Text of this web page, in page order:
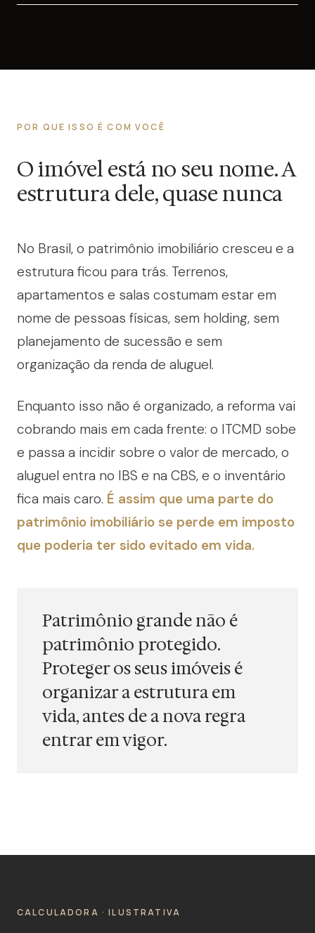
POR QUE ISSO É COM VOCÊ
O imóvel está no seu nome. A
estrutura dele, quase nunca
No Brasil, o patrimônio imobiliário cresceu e a
estrutura ficou para trás. Terrenos,
apartamentos e salas costumam estar em
nome de pessoas físicas, sem holding, sem
planejamento de sucessão e sem
organização da renda de aluguel.
Enquanto isso não é organizado, a reforma vai
cobrando mais em cada frente: o ITCMD sobe
e passa a incidir sobre o valor de mercado, o
aluguel entra no IBS e na CBS, e o inventário
fica mais caro. É assim que uma parte do
patrimônio imobiliário se perde em imposto
que poderia ter sido evitado em vida.
Patrimônio grande não é
patrimônio protegido.
Proteger os seus imóveis é
organizar a estrutura em
vida, antes de a nova regra
entrar em vigor.
CALCULADORA · ILUSTRATIVA